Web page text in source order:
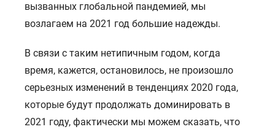
вызванных глобальной пандемией, мы
возлагаем на 2021 год большие надежды.
В связи с таким нетипичным годом, когда
время, кажется, остановилось, не произошло
серьезных изменений в тенденциях 2020 года,
которые будут продолжать доминировать в
2021 году, фактически мы можем сказать, что